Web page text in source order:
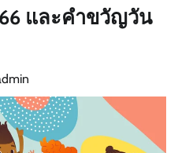
และคำขวัญวัน